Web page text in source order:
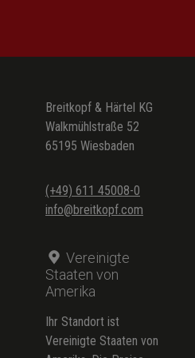
Breitkopf & Härtel KG
Walkmühlstraße 52
65195 Wiesbaden
(+49) 611 45008-0
info@breitkopf.com
Vereinigte
Staaten von
Amerika
Ihr Standort ist
Vereinigte Staaten von